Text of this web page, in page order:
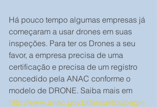
Há pouco tempo algumas empresas já
começaram a usar drones em suas
inspeções. Para ter os Drones a seu
favor, a empresa precisa de uma
certificação e precisa de um registro
concedido pela ANAC conforme o
modelo de DRONE. Saiba mais em
http://www.anac.gov.br/assuntos/pagin